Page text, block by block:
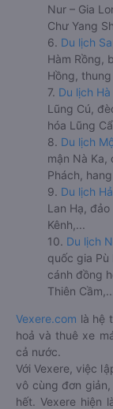
Nur – Gia
Chư Yang
6. Du lịch
Hàm Rồng,
Hồng,
7. Du lịch
Lũng Cú,
hóa Lũng
8. Du lịch
mận Nà Ka,
Phách,
9. Du lịch
Lan Hạ,
Kênh,...
10. Du lịch
quốc gia Pù
cánh đồng
Thiên Cầm,...
Vexere.com là hệ
hoả và thuê xe
cả nước.
Với Vexere, việc
vô cùng đơn
hết. Vexere hiện